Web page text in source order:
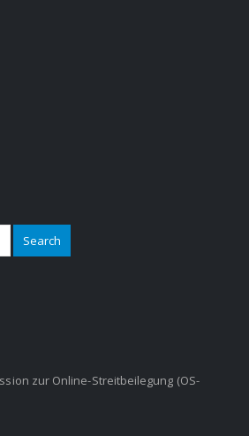
Search
zur Online-Streitbeilegung (OS-